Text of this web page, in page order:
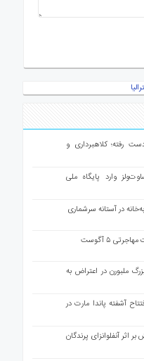
از دست رفته؛ کلاهبرداری و
وارد پایگاه ملی
در آستانه سرشماری
۵ آگوست
ملبورن در اعتراض به
آشفته پاندا مارت در
آنفلوانزای پرندگان